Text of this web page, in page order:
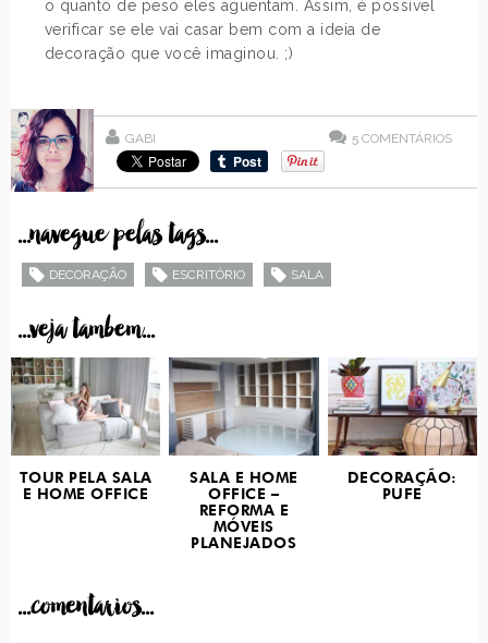
o quanto de peso eles aguentam. Assim, é possível
verificar se ele vai casar bem com a ideia de
decoração que você imaginou. ;)
GABI 5 COMENTÁRIOS
...navegue pelas tags...
DECORAÇÃO ESCRITÓRIO SALA
...veja tambem...
TOUR PELA SALA
E HOME OFFICE
SALA E HOME
OFFICE –
REFORMA E
MÓVEIS
PLANEJADOS
DECORAÇÃO:
PUFE
...comentarios...